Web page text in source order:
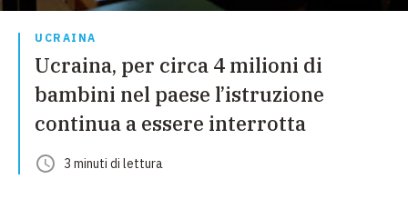
UCRAINA
Ucraina, per circa 4 milioni di
bambini nel paese l’istruzione
continua a essere interrotta
3 minuti di lettura